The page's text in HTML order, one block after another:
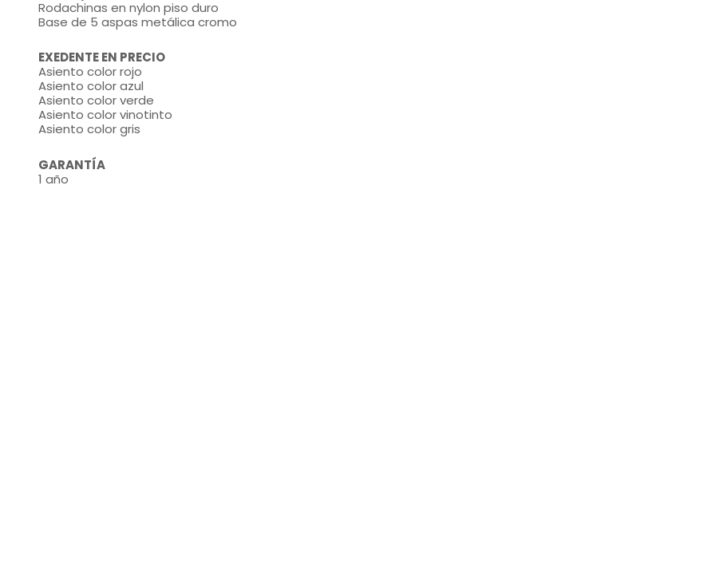
Rodachinas en nylon piso duro
Base de 5 aspas metálica cromo
EXEDENTE EN PRECIO
Asiento color rojo
Asiento color azul
Asiento color verde
Asiento color vinotinto
Asiento color gris
GARANTÍA
1 año